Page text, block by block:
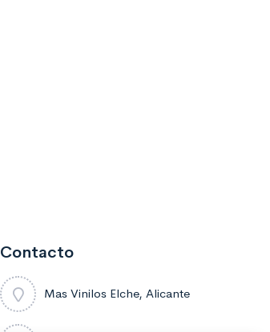
Contacto
Mas Vinilos Elche, Alicante